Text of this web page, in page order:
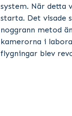
system. När detta
starta. Det visade
noggrann metod
kamerorna i
flygningar blev